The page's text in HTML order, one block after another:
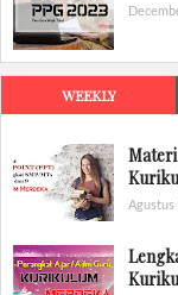
WEEKLY
Agustus